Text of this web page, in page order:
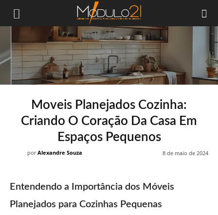
Módulo21
Moveis Planejados Cozinha:
Criando O Coração Da Casa Em
Espaços Pequenos
8 de maio de 2024
por Alexandre Souza
Entendendo a Importância dos Móveis
Planejados para Cozinhas Pequenas